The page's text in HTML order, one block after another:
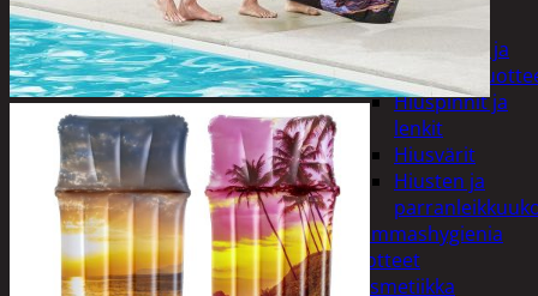
Hiustenhoito
Hiusharjat ja
Hiuspinnit ja
lenkit
Hiusvärit
Hiusten ja
Hammashygienia
tuotteet
Kosmetiikka